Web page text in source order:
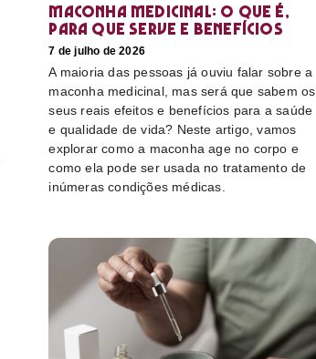
Maconha medicinal: O que é,
para que serve e benefícios
7 de julho de 2026
A maioria das pessoas já ouviu falar sobre a
maconha medicinal, mas será que sabem os
seus reais efeitos e benefícios para a saúde
e qualidade de vida? Neste artigo, vamos
explorar como a maconha age no corpo e
como ela pode ser usada no tratamento de
inúmeras condições médicas.